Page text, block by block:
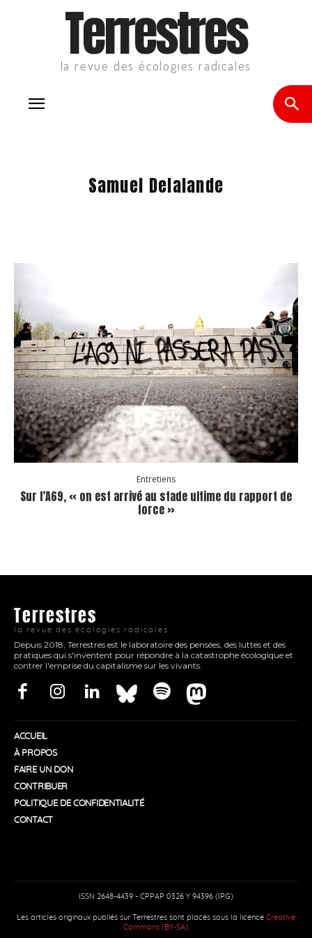
Terrestres
la revue des écologies radicales
Samuel Delalande
Entretiens
Sur l’A69, « on est arrivé au stade ultime du rapport de
force »
Terrestres
la revue des écologies radicales
Depuis 2018, Terrestres est le laboratoire des pensées, des luttes et des
pratiques qui s'inventent pour répondre à la catastrophe écologique et
contrer l'emprise du capitalisme sur les vivants.
ACCUEIL
À PROPOS
FAIRE UN DON
CONTRIBUER
POLITIQUE DE CONFIDENTIALITÉ
CONTACT
ISSN 2648-4439 - CPPAP 0326 Y 94396 (IPG)
Les articles originaux publiés sur Terrestres sont placés sous la licence Creative
Commons (BY-SA).